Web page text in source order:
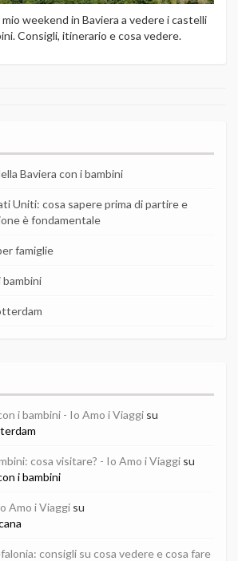
weekend in Baviera a vedere i castelli
Consigli, itinerario e cosa vedere.
Baviera con i bambini
Uniti: cosa sapere prima di partire e
è fondamentale
famiglie
bambini
i bambini - Io Amo i Viaggi su
cosa visitare? - Io Amo i Viaggi su
i bambini
Amo i Viaggi su
consigli su cosa vedere e cosa fare